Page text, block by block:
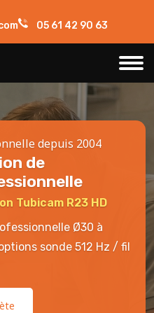
05 61 42 90 63
depuis 2004
de
Tubicam R23 HD
Ø30 à
sonde 512 Hz / fil